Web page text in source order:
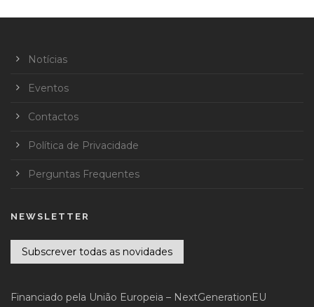
Notícias
Eventos
Contactos
Política de Privacidade
Perguntas Frequentes
NEWSLETTER
Subscrever todas as novidades
Financiado pela União Europeia – NextGenerationEU